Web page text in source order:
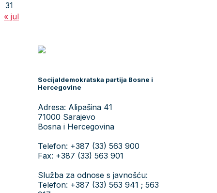
31
« jul
Socijaldemokratska partija Bosne i
Hercegovine
Adresa: Alipašina 41
71000 Sarajevo
Bosna i Hercegovina
Telefon: +387 (33) 563 900
Fax: +387 (33) 563 901
Služba za odnose s javnošću:
Telefon: +387 (33) 563 941 ; 563